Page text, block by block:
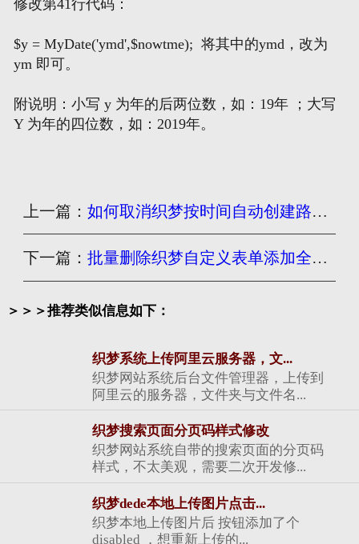
修改第41行代码：
$y = MyDate('ymd',$nowtme); 将其中的ymd，改为
ym 即可。
附说明：小写 y 为年的后两位数，如：19年 ；大写
Y 为年的四位数，如：2019年。
上一篇：如何取消织梦按时间自动创建路径文件夹
下一篇：批量删除织梦自定义表单添加全选功能
＞＞＞推荐类似信息如下：
织梦系统上传阿里云服务器，文...
织梦网站系统后台文件管理器，上传到
阿里云的服务器，文件夹与文件名...
织梦搜索页面分页码样式修改
织梦网站系统自带的搜索页面的分页码
样式，不太美观，需要二次开发修...
织梦dede本地上传图片点击...
织梦本地上传图片后 按钮添加了个
disabled ，想重新上传的...